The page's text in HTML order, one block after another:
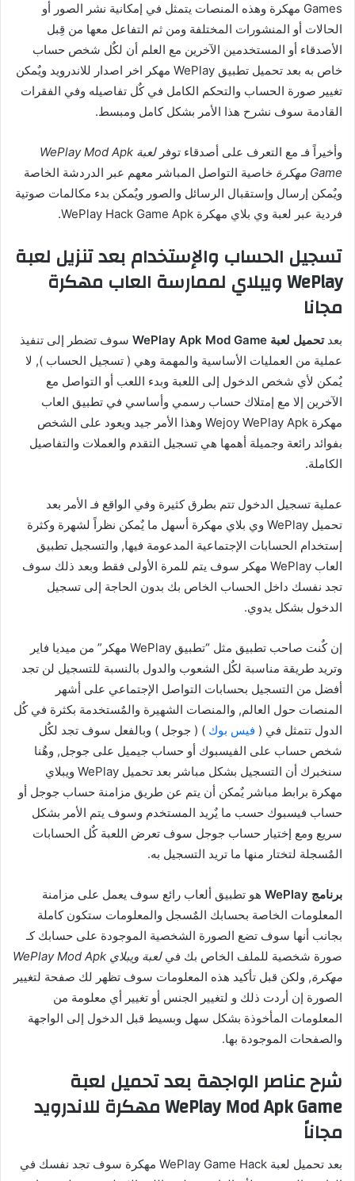
Games مهكرة وهذه المنصات يتمثل في إمكانية نشر الصور أو
الحالات أو المنشورات المختلفة ومن ثم التفاعل معها من قِبل
الأصدقاء أو المستخدمين الآخرين مع العلم أن لكٌل شخص حساب
خاص به بعد تحميل تطبيق WePlay مهكر اخر اصدار للاندرويد ويٌمكن
تغيير صورة الحساب والتحكم الكامل في كٌل تفاصيله وفي الفقرات
القادمة سوف نشرح هذا الأمر بشكل كامل ومبسط.
وأخيراً فـ مع التعرف على أصدقاء توفر
لعبة WePlay Mod Apk
Game مهكرة
خاصية التواصل المباشر معهم عبر الدردشة الخاصة
ويٌمكن إرسال وإستقبال الرسائل والصور ويٌمكن بدء مكالمات صوتية
فردية عبر لعبة وي بلاي مهكرة WePlay Hack Game Apk.
تسجيل الحساب والإستخدام بعد تنزيل لعبة
WePlay ويبلاي لممارسة العاب مهكرة
مجانا
بعدتحميل لعبة WePlay Apk Mod Game
سوف تضطر إلى تنفيذ
عملية من العمليات الأساسية والمهمة وهي ( تسجيل الحساب ), لا
يٌمكن لأي شخص الدخول إلى اللعبة وبدء اللعب أو التواصل مع
الآخرين إلا مع إمتلاك حساب رسمي وأساسي في تطبيق العاب
مهكرة Wejoy WePlay Apk وهذا الأمر جيد ويعود على الشخص
بفوائد رائعة وجميلة أهمها هي تسجيل التقدم والعملات والتفاصيل
الكاملة.
عملية تسجيل الدخول تتم بطرق كثيرة وفي الواقع فـ الأمر بعد
تحميل WePlay وي بلاي مهكرة أسهل ما يٌمكن نظراً لشهرة وكثرة
إستخدام الحسابات الإجتماعية المدعومة فيها, والتسجيل تطبيق
العاب WePlay مهكر سوف يتم للمرة الأولى فقط وبعد ذلك سوف
تجد نفسك داخل الحساب الخاص بك بدون الحاجة إلى تسجيل
الدخول بشكل يدوي.
إن كٌنت صاحب تطبيق مثل “تطبيق WePlay مهكر” من ميديا فاير
وتريد طريقة مناسبة لكٌل الشعوب والدول بالنسبة للتسجيل لن تجد
أفضل من التسجيل بحسابات التواصل الإجتماعي على أشهر
المنصات حول العالم, والمنصات الشهيرة والمٌستخدمة بكثرة في كٌل
الدول تتمثل في ( فيس بوك ) ( جوجل ) وبالفعل سوف تجد لكٌل
شخص حساب على الفيسبوك أو حساب جيميل على جوجل, وهٌنا
سنخبرك أن التسجيل بشكل مباشر بعد تحميل WePlay ويبلاي
مهكرة برابط مباشر يٌمكن أن يتم عن طريق مزامنة حساب جوجل أو
حساب فيسبوك حسب ما يٌريد المستخدم وسوف يتم الأمر بشكل
سريع ومع إختيار حساب جوجل سوف تعرض اللعبة كٌل الحسابات
المٌسجلة لتختار منها ما تريد التسجيل به.
برنامج WePlay
هو تطبيق ألعاب رائع سوف يعمل على مزامنة
المعلومات الخاصة بحسابك المٌسجل والمعلومات ستكون كاملة
بجانب أنها سوف تضع الصورة الشخصية الموجودة على حسابك كـ
صورة شخصية للملف الخاص بك في
لعبة ويبلاي WePlay Mod Apk
مهكرة, ولكن قبل تأكيد هذه المعلومات سوف تظهر لك صفحة لتغيير
الصورة إن أردت ذلك و لتغيير الجنس أو تغيير أي معلومة من
المعلومات المأخوذة بشكل سهل وبسيط قبل الدخول إلى الواجهة
والصفحات الموجودة بها.
شرح عناصر الواجهة بعد تحميل لعبة
WePlay Mod Apk Game مهكرة للاندرويد
مجاناً
بعد تحميل لعبة WePlay Game Hack مهكرة سوف تجد نفسك في